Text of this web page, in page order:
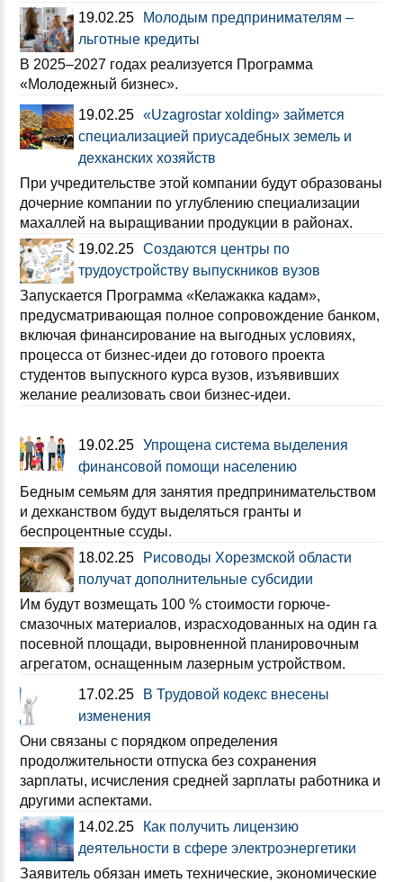
19.02.25
Молодым предпринимателям –
льготные кредиты
В 2025–2027 годах реализуется Программа
«Молодежный бизнес».
19.02.25 «Uzagrostar xolding» займется
специализацией приусадебных земель и
дехканских хозяйств
При учредительстве этой компании будут образованы
дочерние компании по углублению специализации
махаллей на выращивании продукции в районах.
19.02.25 Создаются центры по
трудоустройству выпускников вузов
Запускается Программа «Келажакка кадам»,
предусматривающая полное сопровождение банком,
включая финансирование на выгодных условиях,
процесса от бизнес-идеи до готового проекта
студентов выпускного курса вузов, изъявивших
желание реализовать свои бизнес-идеи.
19.02.25 Упрощена система выделения
финансовой помощи населению
Бедным семьям для занятия предпринимательством
и дехканством будут выделяться гранты и
беспроцентные ссуды.
18.02.25
Рисоводы Хорезмской области
получат дополнительные субсидии
Им будут возмещать 100 % стоимости горюче-
смазочных материалов, израсходованных на один га
посевной площади, выровненной планировочным
агрегатом, оснащенным лазерным устройством.
17.02.25
В Трудовой кодекс внесены
изменения
Они связаны с порядком определения
продолжительности отпуска без сохранения
зарплаты, исчисления средней зарплаты работника и
другими аспектами.
14.02.25
Как получить лицензию
деятельности в сфере электроэнергетики
Заявитель обязан иметь технические, экономические